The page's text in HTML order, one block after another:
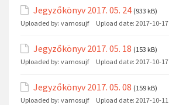
Jegyzőkönyv 2017. 05. 24 (933 kB)
Uploaded by: vamosujf Upload date: 2017-10-17
Jegyzőkönyv 2017. 05. 18 (153 kB)
Uploaded by: vamosujf Upload date: 2017-10-17
Jegyzőkönyv 2017. 05. 08 (159 kB)
Uploaded by: vamosujf Upload date: 2017-10-11